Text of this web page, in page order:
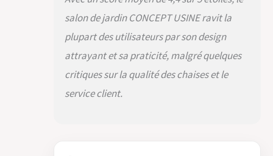
INCLINABLES SUR
7 POSITIONS –
PERSONNALISÉ
Réglez chaque
salon de jardin CONCEPT USINE ravit la
plupart des utilisateurs par son design
attrayant et sa praticité, malgré quelques
critiques sur la qualité des chaises et le
service client.